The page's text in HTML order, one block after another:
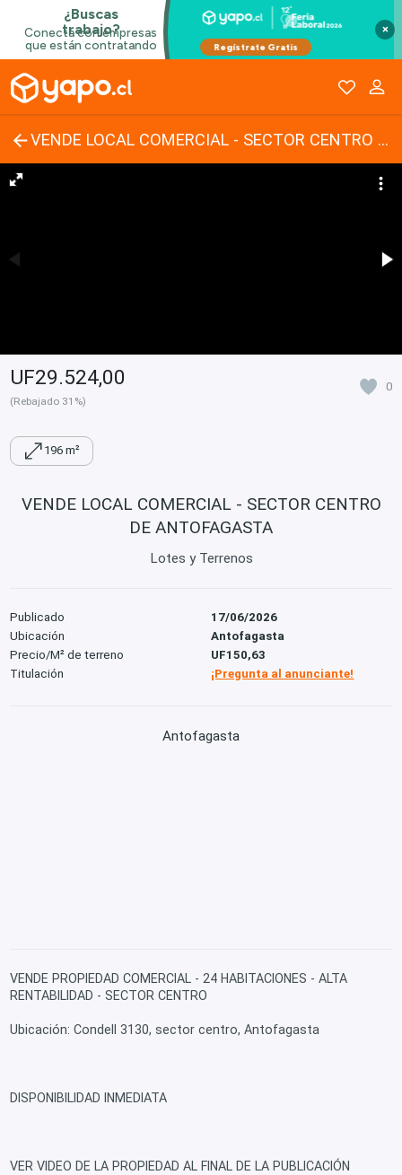
×
VENDE LOCAL COMERCIAL - SECTOR CENTRO DE ANTOFAGASTA
UF29.524,00
(Rebajado 31%)
0
196 m²
VENDE LOCAL COMERCIAL - SECTOR CENTRO
DE ANTOFAGASTA
Lotes y Terrenos
Publicado
17/06/2026
Ubicación
Antofagasta
Precio/M² de terreno
UF150,63
Titulación
¡Pregunta al anunciante!
Antofagasta
VENDE PROPIEDAD COMERCIAL - 24 HABITACIONES - ALTA
RENTABILIDAD - SECTOR CENTRO
Ubicación: Condell 3130, sector centro, Antofagasta
DISPONIBILIDAD INMEDIATA
VER VIDEO DE LA PROPIEDAD AL FINAL DE LA PUBLICACIÓN